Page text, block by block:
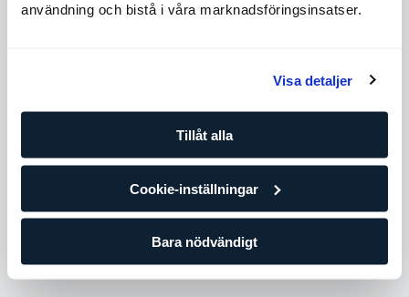
användning och bistå i våra marknadsföringsinsatser.
Visa detaljer
Tillåt alla
Cookie-inställningar
Bara nödvändigt
Flexibilitet